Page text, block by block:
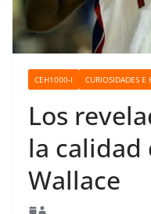
CEH1000-I CURIOSIDADES E
Los
la calidad
Wallace